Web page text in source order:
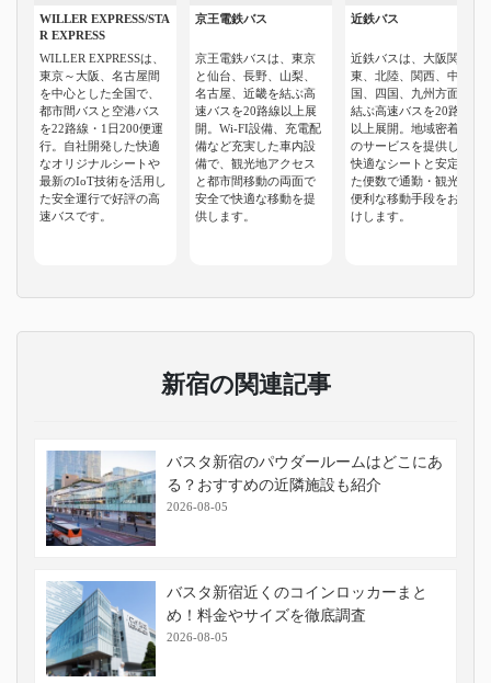
WILLER EXPRESS/STA
R EXPRESS
WILLER EXPRESSは、
東京～大阪、名古屋間
を中心とした全国で、
都市間バスと空港バス
を22路線・1日200便運
行。自社開発した快適
なオリジナルシートや
最新のIoT技術を活用し
た安全運行で好評の高
速バスです。
京王電鉄バス
京王電鉄バスは、東京
と仙台、長野、山梨、
名古屋、近畿を結ぶ高
速バスを20路線以上展
開。Wi-FI設備、充電配
備など充実した車内設
備で、観光地アクセス
と都市間移動の両面で
安全で快適な移動を提
供します。
近鉄バス
近鉄バスは、大阪関
東、北陸、関西、中
国、四国、九州方面を
結ぶ高速バスを20路線
以上展開。地域密着型
のサービスを提供し、
快適なシートと安定し
た便数で通勤・観光に
便利な移動手段をお届
けします。
新宿の関連記事
バスタ新宿のパウダールームはどこにあ
る？おすすめの近隣施設も紹介
2026-08-05
バスタ新宿近くのコインロッカーまと
め！料金やサイズを徹底調査
2026-08-05